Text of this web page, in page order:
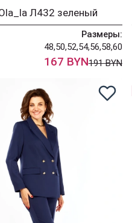
Л432 зеленый
Размеры:
48,50,52,54,56,58,60
167 BYN191 BYN